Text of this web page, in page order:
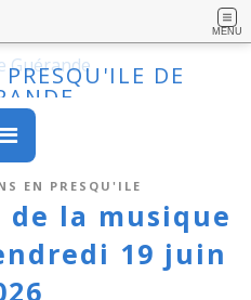
MENU
DE
EN PRESQU'ILE
de la musique
19 juin